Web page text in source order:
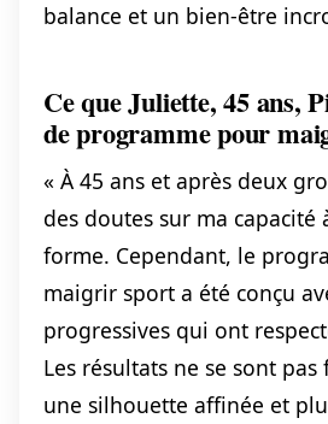
balance et un bien-être
Ce que Juliette, 45 ans,
de programme pour
« À 45 ans et après deux
des doutes sur ma capacité
forme. Cependant, le
maigrir sport a été conçu
progressives qui ont
Les résultats ne se sont
une silhouette affinée et